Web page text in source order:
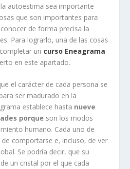
autoestima sea importante
que son importantes para
de forma precisa la
Para lograrlo, una de las cosas
un curso Eneagrama
en este apartado.
el carácter de cada persona se
ser madurado en la
establece hasta nueve
porque son los modos
humano. Cada uno de
comportarse e, incluso, de ver
Se podría decir, que su
un cristal por el que cada